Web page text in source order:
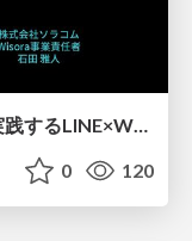
AIと人が繋ぐ顧客体験：チカクが実践するLINE×Wisora活用事例【SORACOM Discovery 2026】
0 120